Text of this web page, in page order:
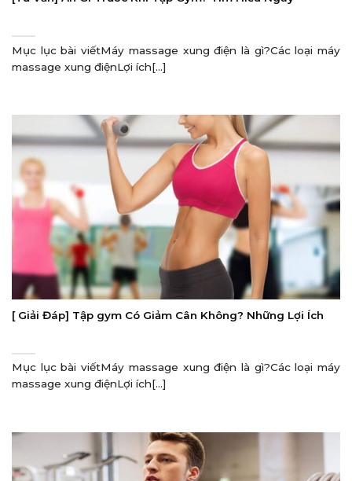
Mục lục bài viếtMáy massage xung điện là gì?Các loại máy
massage xung điệnLợi ích[...]
[ Giải Đáp] Tập gym Có Giảm Cân Không? Những Lợi Ích
Mục lục bài viếtMáy massage xung điện là gì?Các loại máy
massage xung điệnLợi ích[...]